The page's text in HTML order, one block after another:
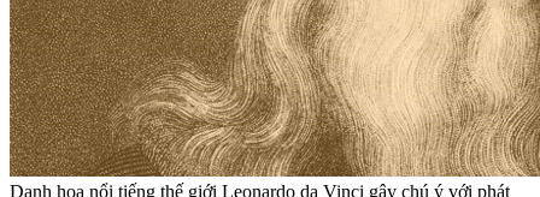
Danh họa nổi tiếng thế giới Leonardo da Vinci gây chú ý với phát